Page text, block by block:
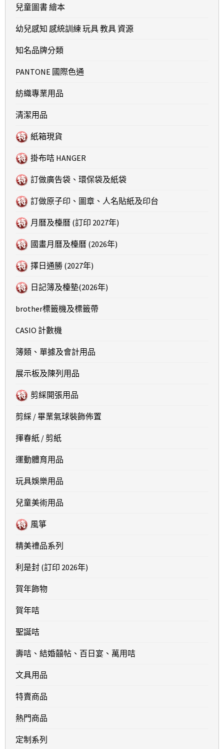
兒童圖書 繪本
幼兒感知 感統訓練 玩具 教具 資源
知名品牌分類
PANTONE 國際色通
紡織專業用品
清潔用品
紙箱現貨
掛布咭 HANGER
訂做廣告袋、環保袋及紙袋
訂做原子印、圖章、人名貼紙及印台
月曆及檯曆 (訂印 2027年)
國畫月曆及檯曆 (2026年)
擇日通勝 (2027年)
日記簿及檯墊(2026年)
brother標籤機及標籤帶
CASIO 計數機
簿類、單據及會計用品
展示板及陳列用品
剪綵開張用品
剪綵 / 畢業氣球裝飾佈置
揮春紙 / 剪紙
運動體育用品
玩具娛樂用品
兒童美術用品
風箏
精美禮品系列
利是封 (訂印 2026年)
賀年飾物
賀年咭
聖誕咭
壽咭、結婚囍帖、百日宴、萬用咭
文具用品
特賣商品
熱門商品
定制系列